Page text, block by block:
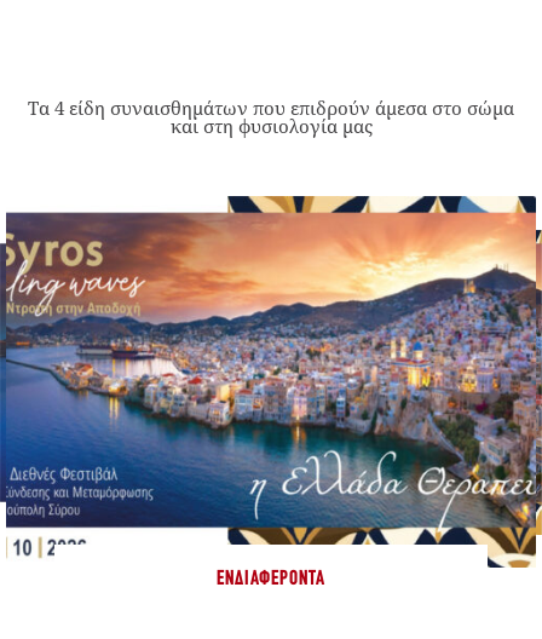
Τα 4 είδη συναισθημάτων που επιδρούν άμεσα στο σώμα
και στη φυσιολογία μας
ΕΝΔΙΑΦΈΡΟΝΤΑ